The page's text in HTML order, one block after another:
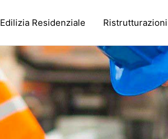
Edilizia Residenziale Ristrutturazioni